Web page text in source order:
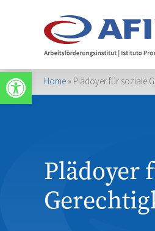
Apri la barra degli strumenti
Home» Plädoyer für soziale
Plädoyer